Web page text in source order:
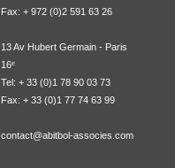
Fax: + 972 (0)2 591 63 26
13 Av Hubert Germain - Paris
16ᵉ
Tel: + 33 (0)1 78 90 03 73
Fax: + 33 (0)1 77 74 63 99
contact@abitbol-associes.com